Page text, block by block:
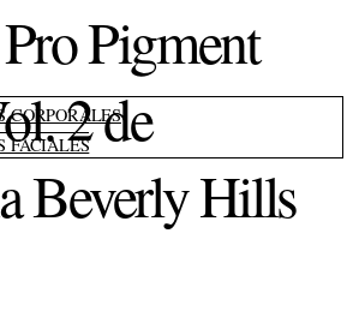
CORPORALES
FACIALES
Pigment
2 de
Beverly Hills